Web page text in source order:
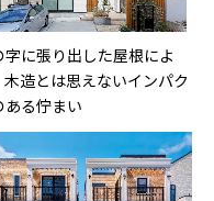
字に張り出した屋根によ
木造とは思えないインパク
ある佇まい